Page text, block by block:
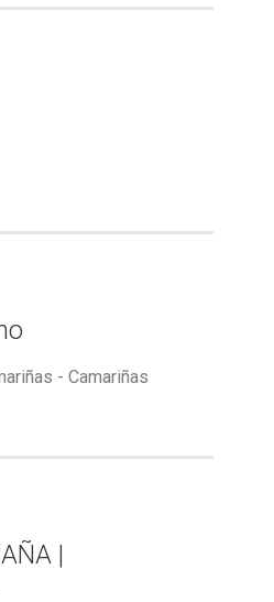
- Camariñas
|